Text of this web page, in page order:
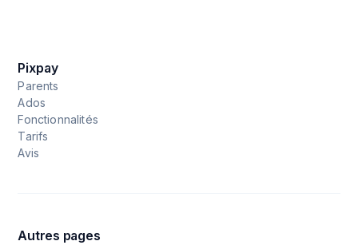
Pixpay
Parents
Ados
Fonctionnalités
Tarifs
Avis
Autres pages